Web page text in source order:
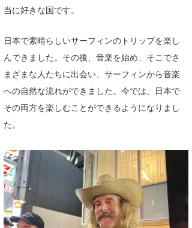
当に好きな国です。
日本で素晴らしいサーフィンのトリップを楽し
んできました。その後、音楽を始め、そこでさ
まざまな人たちに出会い、サーフィンから音楽
への自然な流れができました。今では、日本で
その両方を楽しむことができるようになりまし
た。
mitz
OYZ
S.K
Soulman
VAGY
YUKI☆
ハンマー